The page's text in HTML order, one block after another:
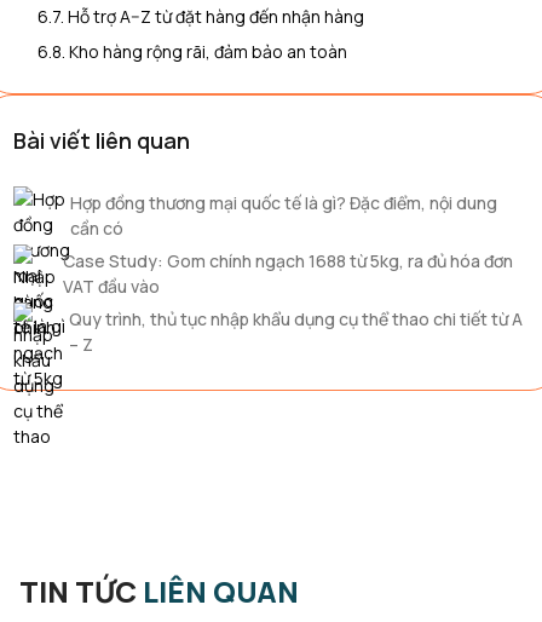
6.7. Hỗ trợ A–Z từ đặt hàng đến nhận hàng
6.8. Kho hàng rộng rãi, đảm bảo an toàn
Bài viết liên quan
Hợp đồng thương mại quốc tế là gì? Đặc điểm, nội dung
cần có
Case Study: Gom chính ngạch 1688 từ 5kg, ra đủ hóa đơn
VAT đầu vào
Quy trình, thủ tục nhập khẩu dụng cụ thể thao chi tiết từ A
– Z
TIN TỨC LIÊN QUAN